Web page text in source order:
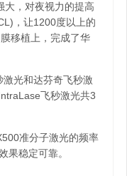
大，对夜视力的提高
，让1200度以上的
移植上，完成了华
光和达芬奇飞秒激
飞秒激光共3
准分子激光的频率
果稳定可靠。